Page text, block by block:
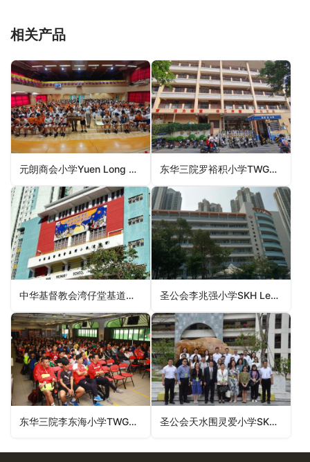
相关产品
元朗商会小学Yuen Long Merchants Association Primary School（元朗区小学） 东华三院罗裕积小学TWGHs Lo Yu Chik Primary School（油尖旺区小学）
中华基督教会湾仔堂基道小学CCC Wanchai Church Kei To Primary School（油尖旺区小学） 圣公会李兆强小学SKH Lee Shiu Keung Primary School（观塘区小学）
东华三院李东海小学TWGHs Leo Tung-hai Lee Primary School（元朗区小学） 圣公会天水围灵爱小学SKH Tin Shui Wai Ling Oi Primary School（元朗区小学）